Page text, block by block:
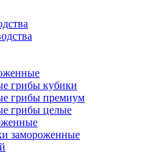
грибы кубики
грибы премиум
грибы целые
замороженные